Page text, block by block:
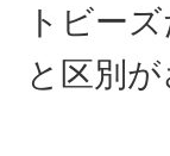
トビー
と区別が